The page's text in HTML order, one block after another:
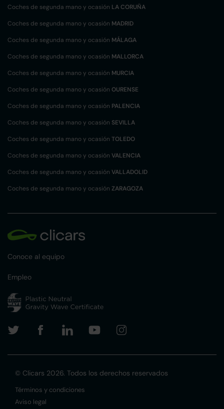
Coches de segunda mano y ocasión LA CORUÑA
Coches de segunda mano y ocasión MADRID
Coches de segunda mano y ocasión MÁLAGA
Coches de segunda mano y ocasión MALLORCA
Coches de segunda mano y ocasión MURCIA
Coches de segunda mano y ocasión OURENSE
Coches de segunda mano y ocasión PALENCIA
Coches de segunda mano y ocasión SEVILLA
Coches de segunda mano y ocasión TOLEDO
Coches de segunda mano y ocasión VALENCIA
Coches de segunda mano y ocasión VALLADOLID
Coches de segunda mano y ocasión ZARAGOZA
Conoce al equipo
Empleo
© Clicars 2026. Todos los derechos reservados
Términos y condiciones
Aviso legal